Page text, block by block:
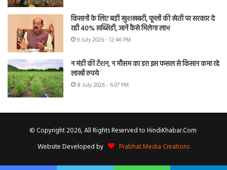
किसानों के लिए बड़ी खुशखबरी, फूलों की खेती पर सरकार दे
रही 40% सब्सिडी, जानें कैसे मिलेगा लाभ
9 July 2026 - 12:46 PM
न मंडी की टेंशन, न मौसम का डर! इस फसल से किसान कमा रहे
लाखों रुपये
8 July 2026 - 6:07 PM
© Copyright 2026, All Rights Reserved to HindiKhabar.Com
Website Developed by
Prabhat Media Creations